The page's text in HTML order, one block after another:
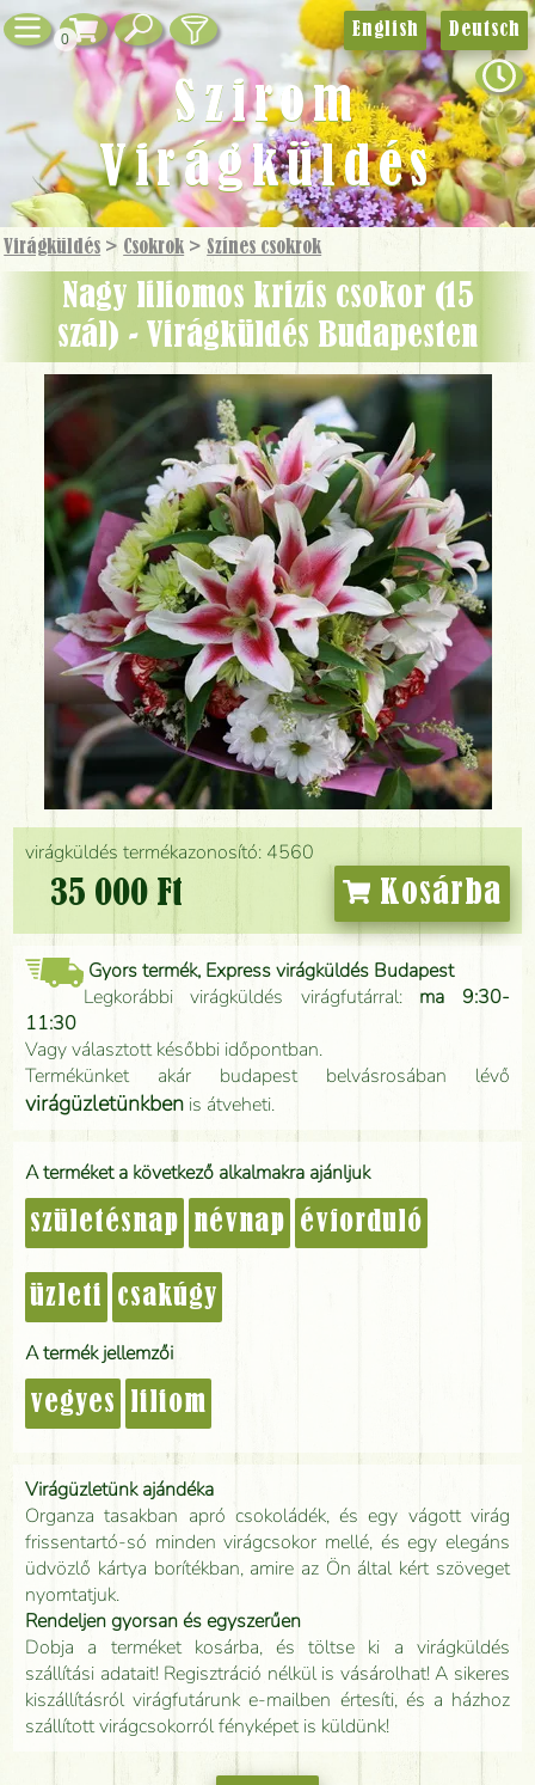
0
Virágküldés > Csokrok >Színes csokrok
nagy liliomos krizis csokor (15
szál) - Virágküldés Budapesten
virágküldés termékazonosító: 4560
35 000 Ft Kosárba
Gyors termék, Express virágküldés Budapest
Legkorábbi virágküldés virágfutárral: ma 9:30-
11:30
Vagy választott későbbi időpontban.
Termékünket akár budapest belvásrosában lévő
virágüzletünkben is átveheti.
A terméket a következő alkalmakra ajánljuk
születésnap névnap évforduló
üzleti csakúgy
A termék jellemzői
vegyes liliom
Virágüzletünk ajándéka
Organza tasakban apró csokoládék, és egy vágott virág
frissentartó-só minden virágcsokor mellé, és egy elegáns
üdvözlő kártya borítékban, amire az Ön által kért szöveget
nyomtatjuk.
Rendeljen gyorsan és egyszerűen
Dobja a terméket kosárba, és töltse ki a virágküldés
szállítási adatait! Regisztráció nélkül is vásárolhat! A sikeres
kiszállításról virágfutárunk e-mailben értesíti, és a házhoz
szállított virágcsokorról fényképet is küldünk!
English Deutsch
Szirom
Virágküldés